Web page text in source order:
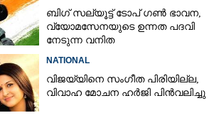
ബിഗ് സല്യൂട്ട് ടോപ് ഗൺ ഭാവന,​
വ്യോമസേനയുടെ ഉന്നത പദവി
നേടുന്ന വനിത
NATIONAL
വിജയ്‌യിനെ സംഗീത പിരിയില്ല,
വിവാഹ മോചന ഹർജി പിൻവലിച്ചു